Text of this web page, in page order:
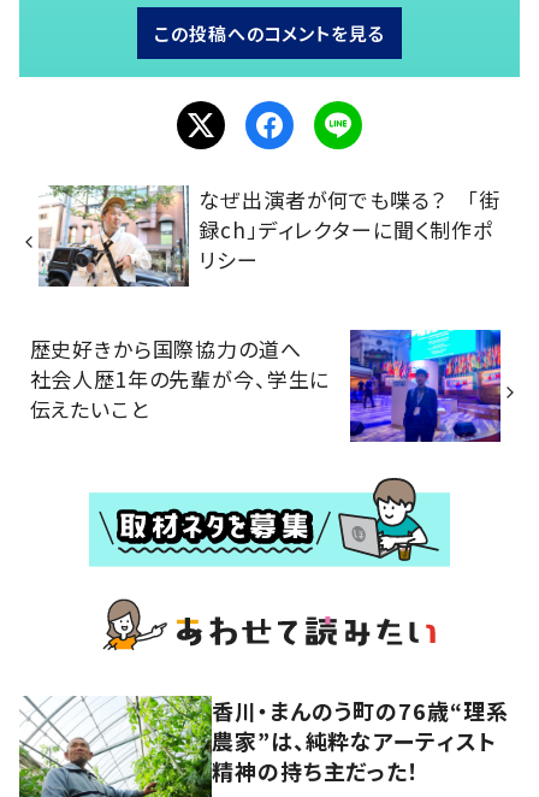
この投稿へのコメントを見る
なぜ出演者が何でも喋る？ 「街
録ch」ディレクターに聞く制作ポ
リシー
歴史好きから国際協力の道へ
社会人歴1年の先輩が今、学生に
伝えたいこと
香川・まんのう町の76歳“理系
農家”は、純粋なアーティスト
精神の持ち主だった！